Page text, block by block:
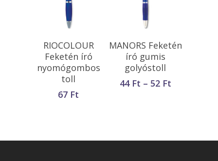
Opciók Választása
RIOCOLOUR
Feketén író
nyomógombos
toll
67 Ft
Opciók Választása
MANORS Feketén
író gumis
golyóstoll
44 Ft – 52 Ft